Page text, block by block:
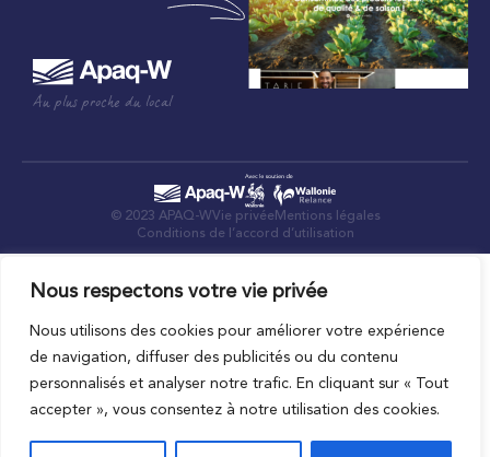
Nous respectons votre vie privée
Nous utilisons des cookies pour améliorer votre expérience
de navigation, diffuser des publicités ou du contenu
personnalisés et analyser notre trafic. En cliquant sur « Tout
accepter », vous consentez à notre utilisation des cookies.
Au plus proche du local
© 2023 APAQ-WVie privée Mentions légales
Conditions de l’accord d’utilisation